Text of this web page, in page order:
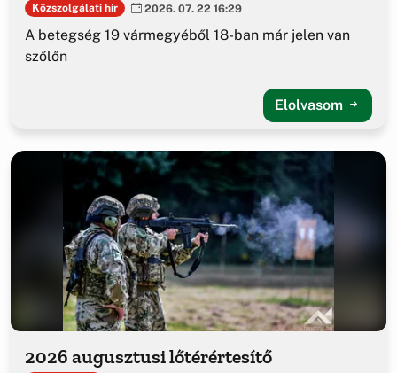
Közszolgálati hír 2026. 07. 22 16:29
A betegség 19 vármegyéből 18-ban már jelen van
szőlőn
Elolvasom
2026 augusztusi lőtérértesítő